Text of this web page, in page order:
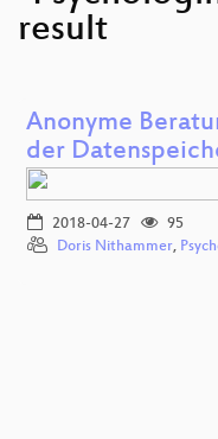
result
Anonyme
der
2018-04-27
95
Doris Nithammer,